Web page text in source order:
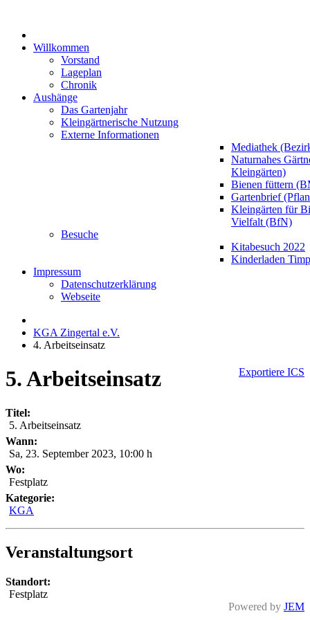
Willkommen
Vorstand
Lageplan
Chronik
Aushänge
Das Gartenjahr
Kleingärtnerische Nutzung
Externe Informationen
Mediathek
Naturnahes
Kleingärten)
Bienen füttern
Gartenbrief
Kleingärten für
Vielfalt (BfN)
Besuche
Kitabesuch 2022
Kinderladen
Impressum
Datenschutzerklärung
Webseite
KGA Zingertal e.V.
4. Arbeitseinsatz
Exportiere ICS
5. Arbeitseinsatz
Titel:
5. Arbeitseinsatz
Wann:
Sa, 23. September 2023, 10:00 h
Wo:
Festplatz
Kategorie:
KGA
Veranstaltungsort
Standort:
Festplatz
Powered by JEM